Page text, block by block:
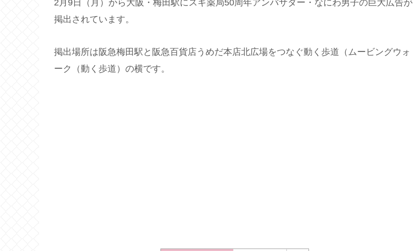
2月9日（月）から大阪・梅田駅にスギ薬局50周年アンバサダー・なにわ男子の巨大広告が
掲出されています。
掲出場所は阪急梅田駅と阪急百貨店うめだ本店北広場をつなぐ動く歩道（ムービングウォ
ーク（動く歩道）の横です。